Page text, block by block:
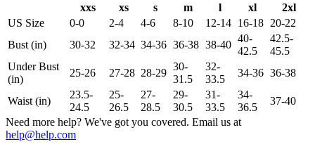
xxs xs s m l xl
2xl
US Size
0-0 2-4 4-6 8-10 12-14 16-18 20-22
Bust (in)
30-32 32-34 34-36 36-38 38-40
40-
42.5
42.5-
45.5
Under Bust
(in)
25-26 27-28 28-29
30-
31.5
32-
33.5
34-36 36-38
Waist (in)
23.5-
24.5
25-
26.5
27-
28.5
29-
30.5
31-
33.5
34-
36.5
37-40
Need more help? We've got you covered. Email us at
help@help.com